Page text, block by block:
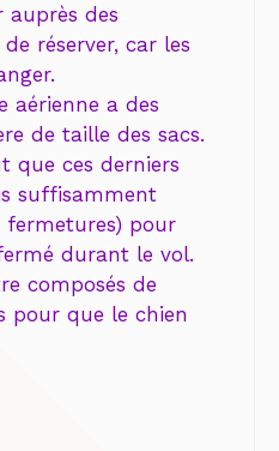
auprès des
réserver, car les
aérienne a des
de taille des sacs.
que ces derniers
suffisamment
fermetures) pour
durant le vol.
composés de
pour que le chien